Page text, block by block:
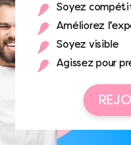
Soyez
Améliorez
Soyez visible
Agissez pour